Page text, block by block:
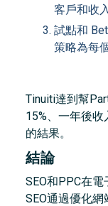
客戶和收
試點和
策略為每
Tinuiti達到幫
15%、一年後
的結果。
結論
SEO和PPC在電
SEO通過優化